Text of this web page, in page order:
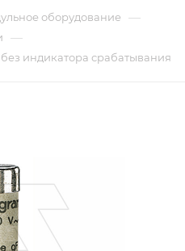
оборудование —
—
без индикатора срабатывания